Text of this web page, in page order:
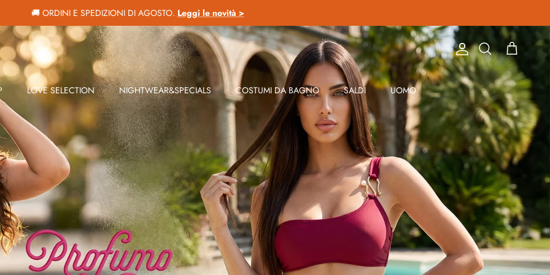
🚚 ORDINI E SPEDIZIONI DI AGOSTO. Leggi le novità >
AccountCerca Carrello
LOVE SELECTION NIGHTWEAR&SPECIALS COSTUMI DA BAGNO SALDI UOMO